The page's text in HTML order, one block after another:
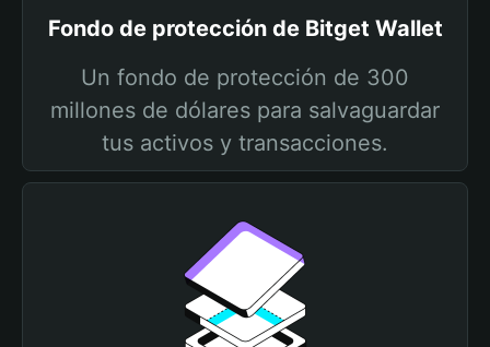
Fondo de protección de Bitget Wallet
Un fondo de protección de 300
millones de dólares para salvaguardar
tus activos y transacciones.